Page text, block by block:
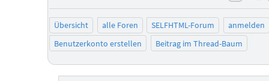
Übersicht alle Foren SELFHTML-Forum
anmelden
Benutzerkonto erstellen
Beitrag im Thread-Baum